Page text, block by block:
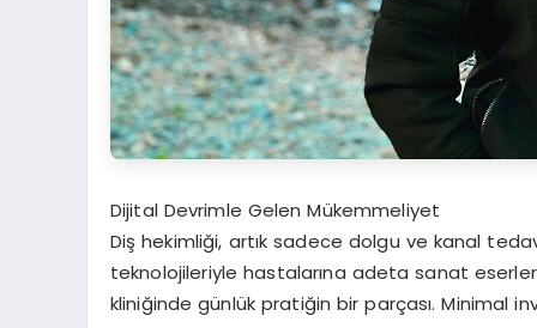
Dijital Devrimle Gelen Mükemmeliyet
Diş hekimliği, artık sadece dolgu ve kanal
teknolojileriyle hastalarına adeta sanat eserleri
kliniğinde günlük pratiğin bir parçası. Minimal